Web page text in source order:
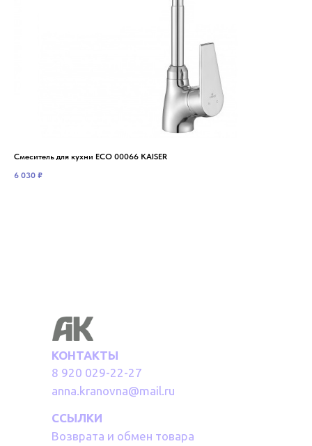
Смеситель для кухни ECO 00066 KAISER
6 030 ₽
КОНТАКТЫ
8 920 029-22-27
anna.kranovna@mail.ru
ССЫЛКИ
Возврата и обмен товара